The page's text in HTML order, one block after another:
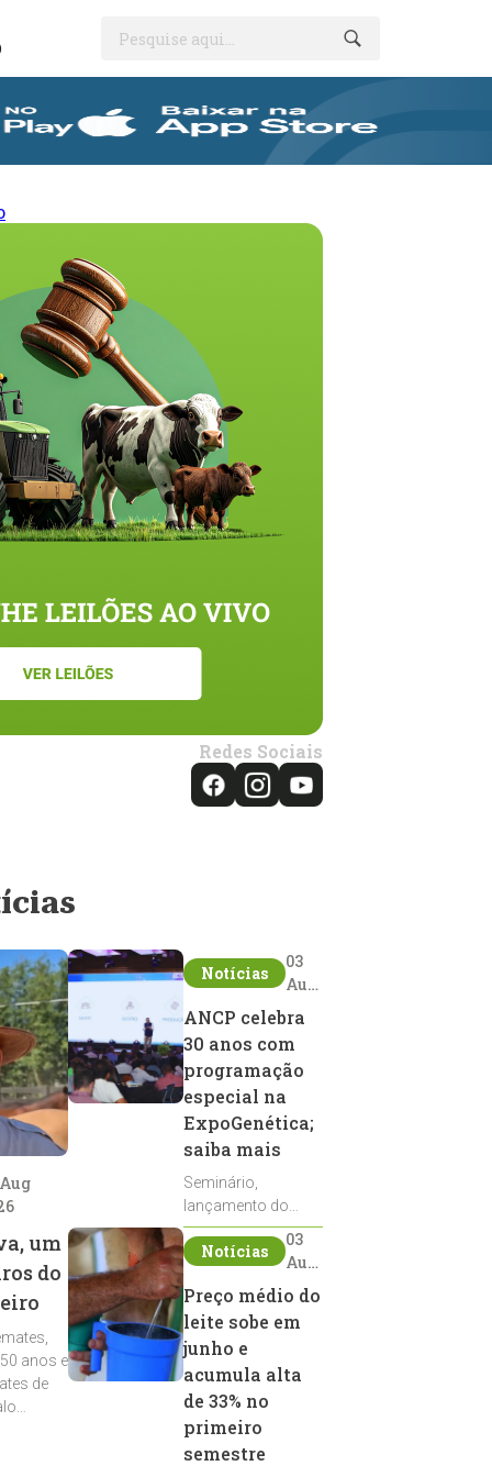
Pesquise aqui...
Redes Sociais
um
do
anos e
de
Notícias
03
Aug
ANCP celebra
30 anos com
programação
especial na
ExpoGenética;
saiba mais
Seminário,
lançamento do
Sumário de Touros,
debates, podcast,
reprodutores e
homenagens
integram a
programação da
entidade durante a
ExpoGenética 2026
Notícias
03
Aug
2026
Preço médio do
leite sobe em
junho e
acumula alta
de 33% no
primeiro
semestre